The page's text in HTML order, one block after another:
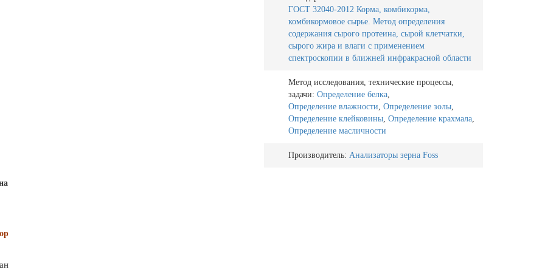
ГОСТ 32040-2012 Корма, комбикорма,
комбикормовое сырье. Метод определения
содержания сырого протеина, сырой клетчатки,
сырого жира и влаги с применением
спектроскопии в ближней инфракрасной области
Метод исследования, технические процессы,
задачи: Определение белка,
Определение влажности, Определение золы,
Определение клейковины, Определение крахмала,
Определение масличности
Производитель: Анализаторы зерна Foss